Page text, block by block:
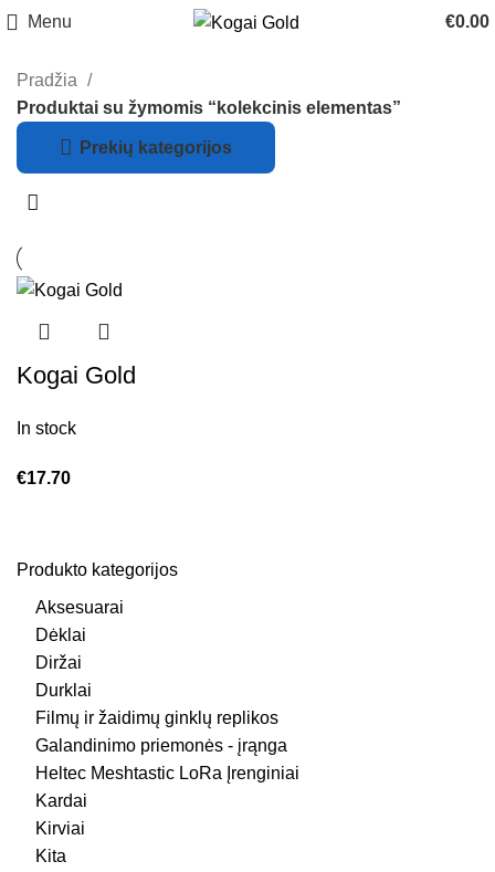
Menu €0.00
Produkto kategorijos
Aksesuarai
Dėklai
Diržai
Durklai
Filmų ir žaidimų ginklų replikos
Galandinimo priemonės - įrąnga
Heltec Meshtastic LoRa Įrenginiai
Kardai
Kirviai
Kita
Pradžia
Produktai su žymomis “kolekcinis elementas”
Prekių kategorijos
Kogai Gold
In stock
€17.70